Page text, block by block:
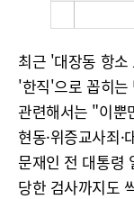
최근 '대장동 항
'한직'으로 꼽히는
관련해서는 "이뿐
현동·위증교사죄
문재인 전 대통령
당한 검사까지도